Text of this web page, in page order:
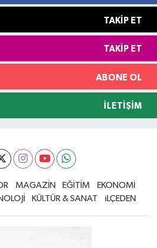
TAKIP ET
TAKIP ET
ABONE OL
İLETIŞIM
MAGAZİN EĞİTİM
EKONOMİ
KÜLTÜR & SANAT iLÇEDEN